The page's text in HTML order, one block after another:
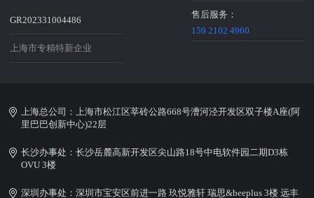
GR202331004486
上海市专精特新企业
售后服务：
159 2102 4960
上海总公司：上海市松江区莘砖公路668号漕河泾开发区双子楼A座(阿
里巴巴创新中心)22层
长沙办事处：长沙岳麓高新开发区尖山路18号中电软件园二期D3栋
OVU 3楼
深圳办事处：深圳市宝安区前进一路 玖悦雅轩 瑞思&beeplus 3楼 远丰